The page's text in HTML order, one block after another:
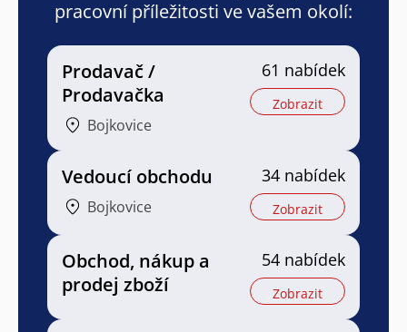
pracovní příležitosti ve vašem okolí:
Prodavač /
Prodavačka
Bojkovice
61 nabídek
Zobrazit
Vedoucí obchodu
Bojkovice
34 nabídek
Zobrazit
Obchod, nákup a
prodej zboží
54 nabídek
Zobrazit